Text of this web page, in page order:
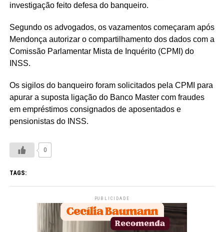
investigação feito defesa do banqueiro.
Segundo os advogados, os vazamentos começaram após
Mendonça autorizar o compartilhamento dos dados com a
Comissão Parlamentar Mista de Inquérito (CPMI) do
INSS.
Os sigilos do banqueiro foram solicitados pela CPMI para
apurar a suposta ligação do Banco Master com fraudes
em empréstimos consignados de aposentados e
pensionistas do INSS.
0
TAGS:
PUBLICIDADE